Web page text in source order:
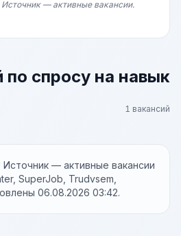
Источник — активные вакансии.
спросу на навык
1 вакансий
Источник — активные вакансии
SuperJob, Trudvsem,
06.08.2026 03:42.